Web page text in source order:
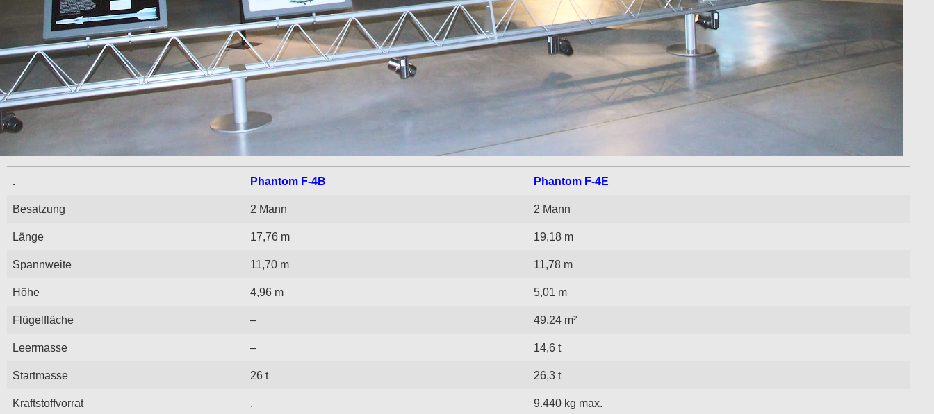
. Phantom F-4B Phantom F-4E
Besatzung 2 Mann 2 Mann
Länge 17,76 m 19,18 m
Spannweite 11,70 m 11,78 m
Höhe 4,96 m 5,01 m
Flügelfläche – 49,24 m²
Leermasse – 14,6 t
Startmasse 26 t 26,3 t
Kraftstoffvorrat . 9.440 kg max.